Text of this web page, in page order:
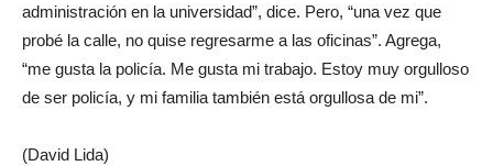
administración en la universidad”, dice. Pero, “una vez que
probé la calle, no quise regresarme a las oficinas”. Agrega,
“me gusta la policía. Me gusta mi trabajo. Estoy muy orgulloso
de ser policía, y mi familia también está orgullosa de mi”.
(David Lida)